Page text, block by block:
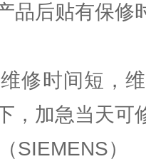
品后贴有保修
修时间短，
，加急当天可
SIEMENS）